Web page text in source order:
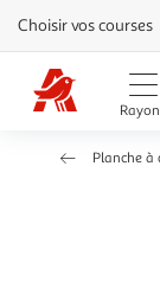
Aller
directement
au
contenu
Aller
directement
Aller
Choisir vos courses
Planche à